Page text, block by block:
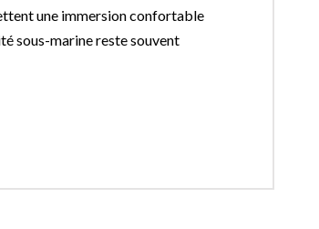
une immersion confortable
sous-marine reste souvent